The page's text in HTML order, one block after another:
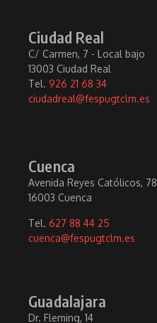
Ciudad Real
C/ Carmen, 7 - Local bajo
13003 Ciudad Real
Tel. 926 21 68 34
ciudadreal@fespugtclm.es
Cuenca
Avenida Reyes Católicos, 78
16003 Cuenca
Tel. 627 88 44 25
cuenca@fespugtclm.es
Guadalajara
Dr. Fleming, 14